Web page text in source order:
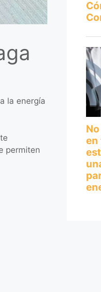
la energía
permiten